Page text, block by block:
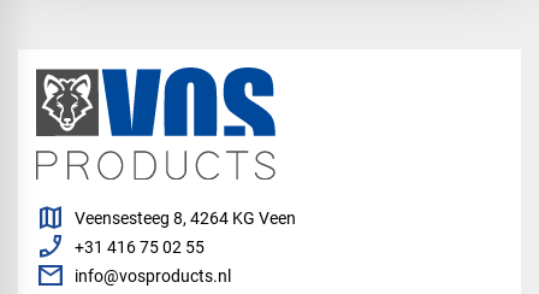
map Veensesteeg 8, 4264 KG Veen
phone_enabled +31 416 75 02 55
mail info@vosproducts.nl